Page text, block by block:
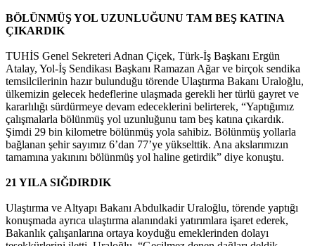
BÖLÜNMÜŞ YOL UZUNLUĞUNU TAM BEŞ KATINA
ÇIKARDIK
TUHİS Genel Sekreteri Adnan Çiçek, Türk-İş Başkanı Ergün
Atalay, Yol-İş Sendikası Başkanı Ramazan Ağar ve birçok sendika
temsilcilerinin hazır bulunduğu törende Ulaştırma Bakanı Uraloğlu,
ülkemizin gelecek hedeflerine ulaşmada gerekli her türlü gayret ve
kararlılığı sürdürmeye devam edeceklerini belirterek, “Yaptığımız
çalışmalarla bölünmüş yol uzunluğunu tam beş katına çıkardık.
Şimdi 29 bin kilometre bölünmüş yola sahibiz. Bölünmüş yollarla
bağlanan şehir sayımız 6’dan 77’ye yükselttik. Ana akslarımızın
tamamına yakınını bölünmüş yol haline getirdik” diye konuştu.
21 YILA SIĞDIRDIK
Ulaştırma ve Altyapı Bakanı Abdulkadir Uraloğlu, törende yaptığı
konuşmada ayrıca ulaştırma alanındaki yatırımlara işaret ederek,
Bakanlık çalışanlarına ortaya koyduğu emeklerinden dolayı